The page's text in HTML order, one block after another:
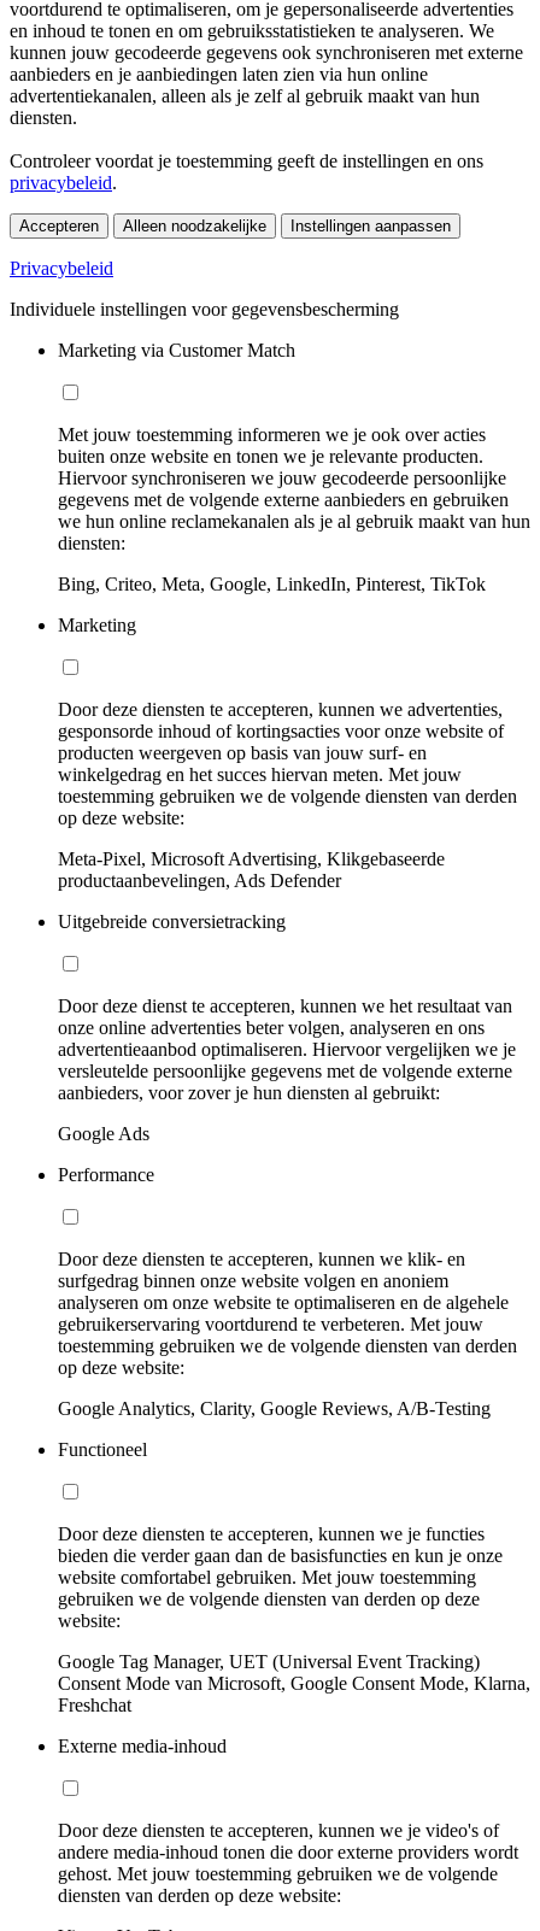
voortdurend te optimaliseren, om je gepersonaliseerde advertenties
en inhoud te tonen en om gebruiksstatistieken te analyseren. We
kunnen jouw gecodeerde gegevens ook synchroniseren met externe
aanbieders en je aanbiedingen laten zien via hun online
advertentiekanalen, alleen als je zelf al gebruik maakt van hun
diensten.
Controleer voordat je toestemming geeft de instellingen en ons
privacybeleid.
Accepteren Alleen noodzakelijke Instellingen aanpassen
Privacybeleid
Individuele instellingen voor gegevensbescherming
Marketing via Customer Match
Met jouw toestemming informeren we je ook over acties
buiten onze website en tonen we je relevante producten.
Hiervoor synchroniseren we jouw gecodeerde persoonlijke
gegevens met de volgende externe aanbieders en gebruiken
we hun online reclamekanalen als je al gebruik maakt van hun
diensten:
Bing, Criteo, Meta, Google, LinkedIn, Pinterest, TikTok
Marketing
Door deze diensten te accepteren, kunnen we advertenties,
gesponsorde inhoud of kortingsacties voor onze website of
producten weergeven op basis van jouw surf- en
winkelgedrag en het succes hiervan meten. Met jouw
toestemming gebruiken we de volgende diensten van derden
op deze website:
Meta-Pixel, Microsoft Advertising, Klikgebaseerde
productaanbevelingen, Ads Defender
Uitgebreide conversietracking
Door deze dienst te accepteren, kunnen we het resultaat van
onze online advertenties beter volgen, analyseren en ons
advertentieaanbod optimaliseren. Hiervoor vergelijken we je
versleutelde persoonlijke gegevens met de volgende externe
aanbieders, voor zover je hun diensten al gebruikt:
Google Ads
Performance
Door deze diensten te accepteren, kunnen we klik- en
surfgedrag binnen onze website volgen en anoniem
analyseren om onze website te optimaliseren en de algehele
gebruikerservaring voortdurend te verbeteren. Met jouw
toestemming gebruiken we de volgende diensten van derden
op deze website:
Google Analytics, Clarity, Google Reviews, A/B-Testing
Functioneel
Door deze diensten te accepteren, kunnen we je functies
bieden die verder gaan dan de basisfuncties en kun je onze
website comfortabel gebruiken. Met jouw toestemming
gebruiken we de volgende diensten van derden op deze
website:
Google Tag Manager, UET (Universal Event Tracking)
Consent Mode van Microsoft, Google Consent Mode, Klarna,
Freshchat
Externe media-inhoud
Door deze diensten te accepteren, kunnen we je video's of
andere media-inhoud tonen die door externe providers wordt
gehost. Met jouw toestemming gebruiken we de volgende
diensten van derden op deze website: